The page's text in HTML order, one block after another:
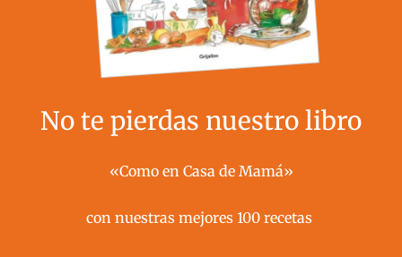
No te pierdas nuestro libro
«Como en Casa de Mamá»
con nuestras mejores 100 recetas ​